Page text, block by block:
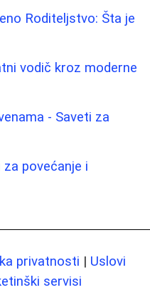
Roditeljstvo: Šta je
vodič kroz moderne
- Saveti za
povećanje i
privatnosti | Uslovi
servisi